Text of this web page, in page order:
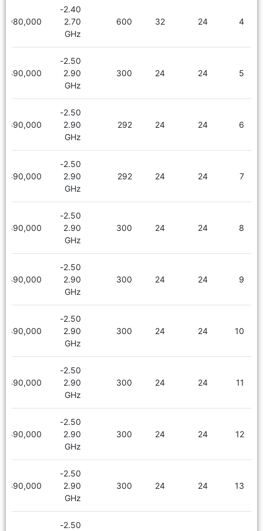
4
24
32
600
2.40-
2.70
GHz
1,980,000
5
24
24
300
2.50-
2.90
GHz
1,890,000
6
24
24
292
2.50-
2.90
GHz
1,890,000
7
24
24
292
2.50-
2.90
GHz
1,890,000
8
24
24
300
2.50-
2.90
GHz
1,890,000
9
24
24
300
2.50-
2.90
GHz
1,890,000
10
24
24
300
2.50-
2.90
GHz
1,890,000
11
24
24
300
2.50-
2.90
GHz
1,890,000
12
24
24
300
2.50-
2.90
GHz
1,890,000
13
24
24
300
2.50-
2.90
GHz
1,890,000
2.50-